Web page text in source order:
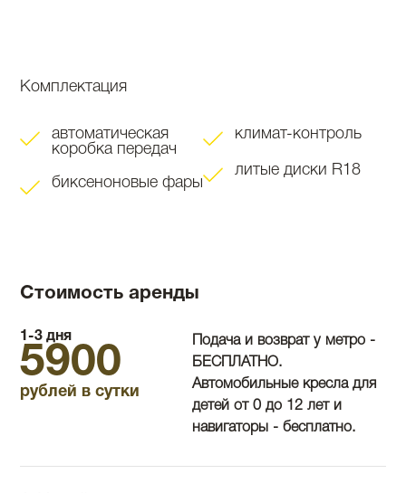
Комплектация
автоматическая
коробка передач
биксеноновые фары
климат-контроль
литые диски R18
Стоимость аренды
1-3 дня
5900
рублей в сутки
Подача и возврат у метро -
БЕСПЛАТНО.
Автомобильные кресла для
детей от 0 до 12 лет и
навигаторы - бесплатно.